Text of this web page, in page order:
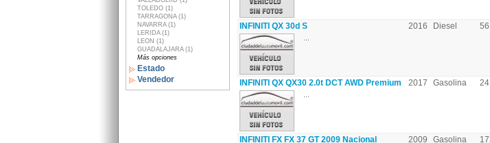
TOLEDO (1)
TARRAGONA (1)
NAVARRA (1)
LERIDA (1)
LEON (1)
GUADALAJARA (1)
Más opciones
Estado
Vendedor
INFINITI QX 30d S 2016 Diesel
INFINITI QX QX30 2.0t DCT AWD Premium 2017 Gasolina
INFINITI FX FX 37 GT 2009 Nacional 2009 Gasolina